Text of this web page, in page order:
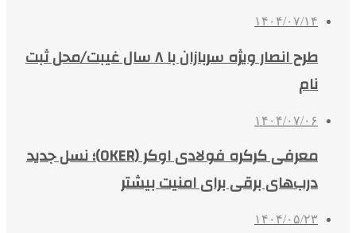
۱۴۰۴/۰۷/۱۴
طرح انصار ویژه سربازان با ۸ سال غیبت/محل ثبت
نام
۱۴۰۴/۰۷/۰۶
معرفی کرکره فولادی اوکر (OKER)؛ نسل جدید
درب‌های برقی برای امنیت بیشتر
۱۴۰۴/۰۵/۲۳